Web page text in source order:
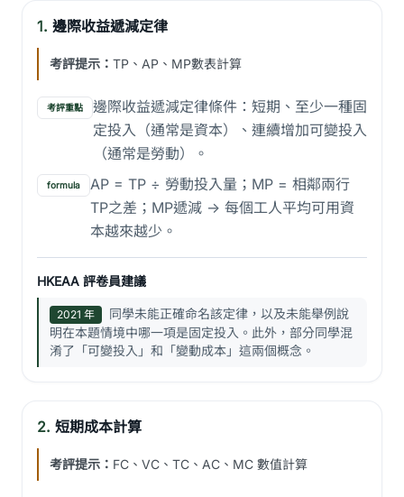
1. 邊際收益遞減定律
考評提示： TP、AP、MP數表計算
考評重點
邊際收益遞減定律條件：短期、至少一種固
定投入（通常是資本）、連續增加可變投入
（通常是勞動）。
formula
AP = TP ÷ 勞動投入量；MP = 相鄰兩行
TP之差；MP遞減 -> 每個工人平均可用資
本越來越少。
HKEAA 評卷員建議
2021 年
同學未能正確命名該定律，以及未能舉例說
明在本題情境中哪一項是固定投入。此外，部分同學混
淆了「可變投入」和「變動成本」這兩個概念。
2. 短期成本計算
考評提示： FC、VC、TC、AC、MC 數值計算